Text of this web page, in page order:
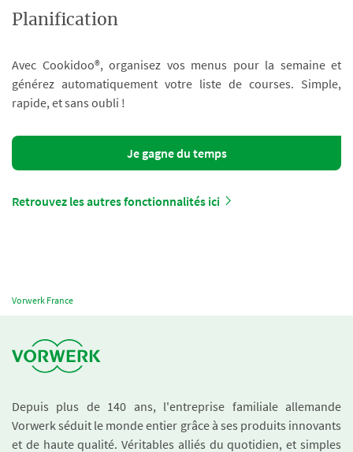
Planification
Avec Cookidoo®, organisez vos menus pour la semaine et
générez automatiquement votre liste de courses. Simple,
rapide, et sans oubli !
Je gagne du temps
Retrouvez les autres fonctionnalités ici
Vorwerk France
Depuis plus de 140 ans, l'entreprise familiale allemande
Vorwerk séduit le monde entier grâce à ses produits innovants
et de haute qualité. Véritables alliés du quotidien, et simples